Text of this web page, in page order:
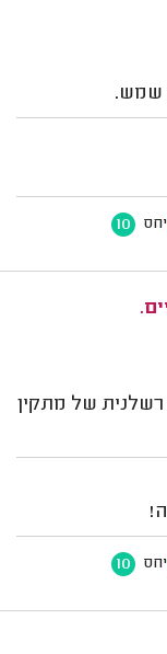
שמש.
יחס 10
רשלנית של מתקין
יחס 10